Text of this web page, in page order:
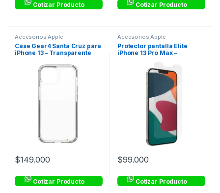
Cotizar Producto Cotizar Producto
Accesorios Apple
Case Gear4 Santa Cruz para
iPhone 13 – Transparente
$149.000
Cotizar Producto
Accesorios Apple
Protector pantalla Elite
iPhone 13 Pro Max –
$99.000
Cotizar Producto